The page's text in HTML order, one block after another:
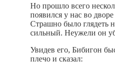
Но прошло всего
появился у нас во
Страшно было глядеть
сильный. Неужели он
Увидев его, Бибигон
плечо и сказал: